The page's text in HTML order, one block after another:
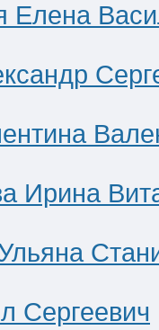
Елена
Ирина
Сергеевич